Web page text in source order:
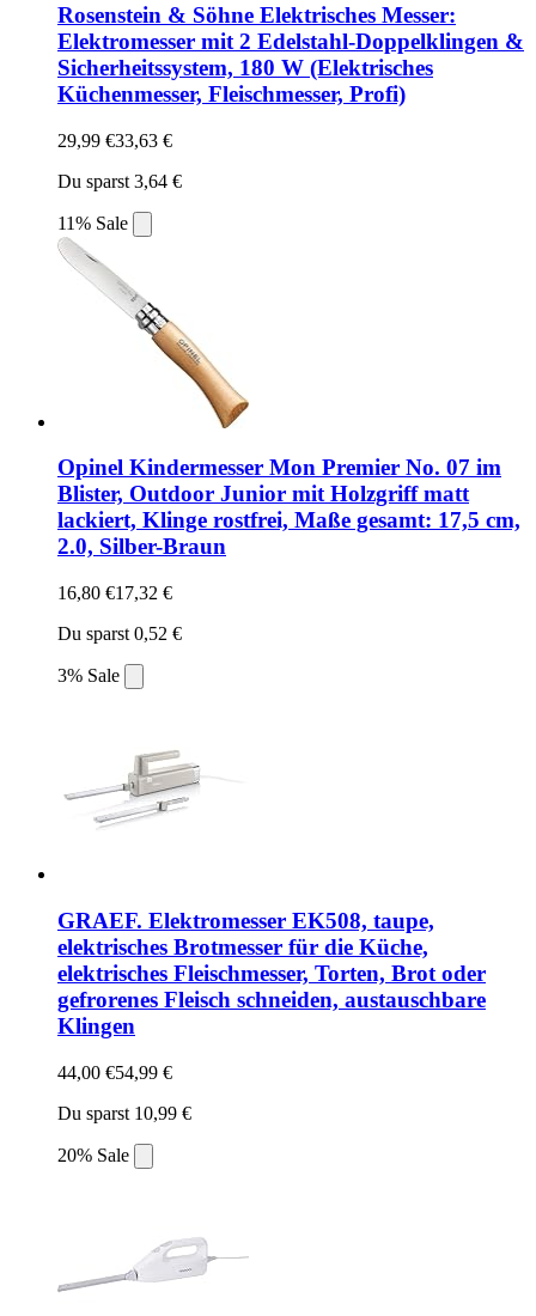
Rosenstein & Söhne Elektrisches Messer:
Elektromesser mit 2 Edelstahl-Doppelklingen &
Sicherheitssystem, 180 W (Elektrisches
Küchenmesser, Fleischmesser, Profi)
29,99 €33,63 €
Du sparst 3,64 €
11% Sale
Opinel Kindermesser Mon Premier No. 07 im
Blister, Outdoor Junior mit Holzgriff matt
lackiert, Klinge rostfrei, Maße gesamt: 17,5 cm,
2.0, Silber-Braun
16,80 €17,32 €
Du sparst 0,52 €
3% Sale
GRAEF. Elektromesser EK508, taupe,
elektrisches Brotmesser für die Küche,
elektrisches Fleischmesser, Torten, Brot oder
gefrorenes Fleisch schneiden, austauschbare
Klingen
44,00 €54,99 €
Du sparst 10,99 €
20% Sale